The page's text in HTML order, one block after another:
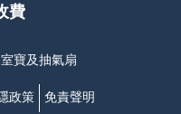
費
寶及抽氣扇
政策 免責聲明